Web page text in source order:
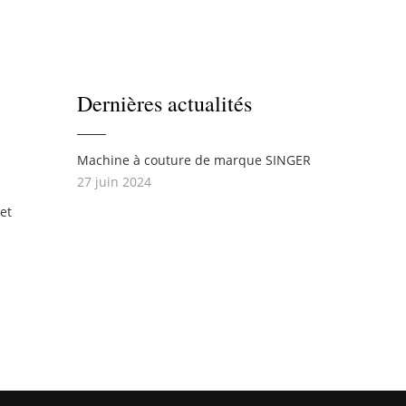
Dernières actualités
Machine à couture de marque SINGER
27 juin 2024